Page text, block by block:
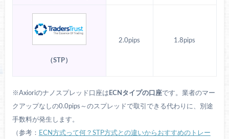
（STP）
2.0pips 1.8pips
※Axioriのナノスプレッド口座は ECNタイプの口座です。業者のマー
クアップなしの0.0pips～のスプレッドで取引できる代わりに、別途
手数料が発生します。
（参考： ECN方式って何？STP方式との違いからおすすめのトレー